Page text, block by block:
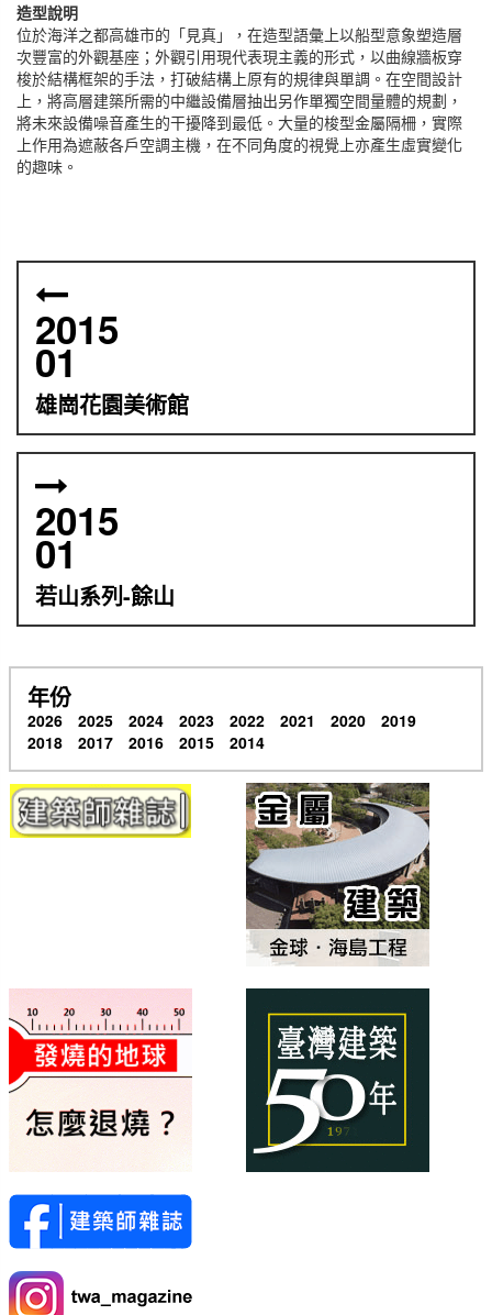
造型說明
位於海洋之都高雄市的「見真」，在造型語彙上以船型意象塑造層
次豐富的外觀基座；外觀引用現代表現主義的形式，以曲線牆板穿
梭於結構框架的手法，打破結構上原有的規律與單調。在空間設計
上，將高層建築所需的中繼設備層抽出另作單獨空間量體的規劃，
將未來設備噪音產生的干擾降到最低。大量的梭型金屬隔柵，實際
上作用為遮蔽各戶空調主機，在不同角度的視覺上亦產生虛實變化
的趣味。
2015
01
雄崗花園美術館
2015
01
若山系列-餘山
年份
2026 2025 2024 2023 2022 2021 2020
2019
2018
2017 2016 2015 2014